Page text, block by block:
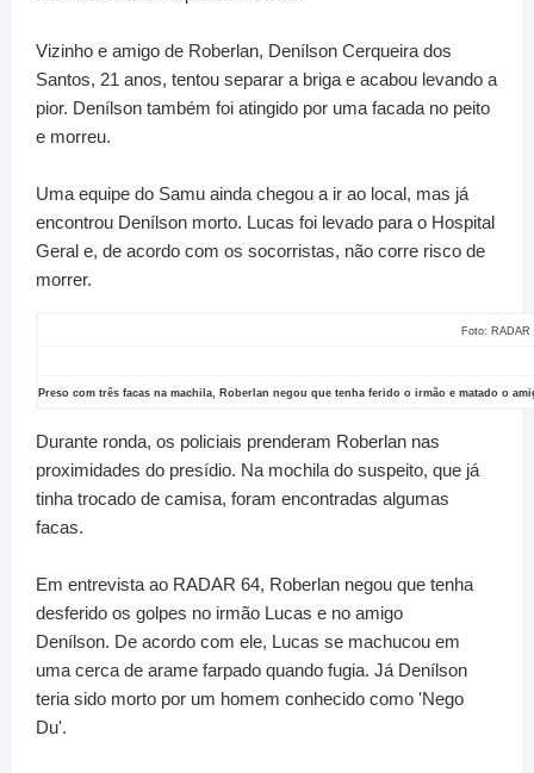
Vizinho e amigo de Roberlan, Denílson Cerqueira dos
Santos, 21 anos, tentou separar a briga e acabou levando a
pior. Denílson também foi atingido por uma facada no peito
e morreu.
Uma equipe do Samu ainda chegou a ir ao local, mas já
encontrou Denílson morto. Lucas foi levado para o Hospital
Geral e, de acordo com os socorristas, não corre risco de
morrer.
Foto: RADAR
Preso com três facas na machila, Roberlan negou que tenha ferido o irmão e matado o
Durante ronda, os policiais prenderam Roberlan nas
proximidades do presídio. Na mochila do suspeito, que já
tinha trocado de camisa, foram encontradas algumas
facas.
Em entrevista ao RADAR 64, Roberlan negou que tenha
desferido os golpes no irmão Lucas e no amigo
Denílson. De acordo com ele, Lucas se machucou em
uma cerca de arame farpado quando fugia. Já Denílson
teria sido morto por um homem conhecido como 'Nego
Du'.